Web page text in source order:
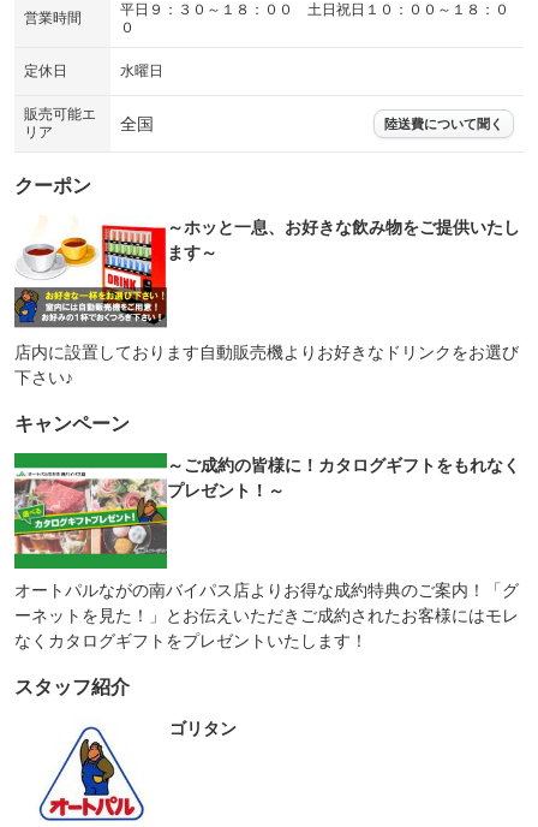
営業時間
平日９：３０～１８：００ 土日祝日１０：００～１８：０
０
定休日 水曜日
販売可能エ
リア
全国 陸送費について聞く
クーポン
～ホッと一息、お好きな飲み物をご提供いたし
ます～
店内に設置しております自動販売機よりお好きなドリンクをお選び
下さい♪
キャンペーン
～ご成約の皆様に！カタログギフトをもれなく
プレゼント！～
オートパルながの南バイパス店よりお得な成約特典のご案内！「グ
ーネットを見た！」とお伝えいただきご成約されたお客様にはモレ
なくカタログギフトをプレゼントいたします！
スタッフ紹介
ゴリタン